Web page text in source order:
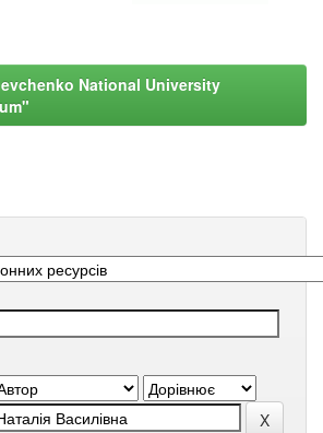
National University